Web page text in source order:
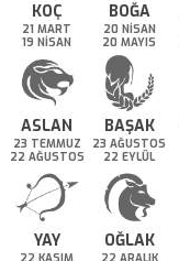
KOÇ
21 MART
19 NİSAN
BOĞA
20 NİSAN
20 MAYIS
ASLAN
23 TEMMUZ
22 AĞUSTOS
BAŞAK
23 AĞUSTOS
22 EYLÜL
YAY OĞLAK